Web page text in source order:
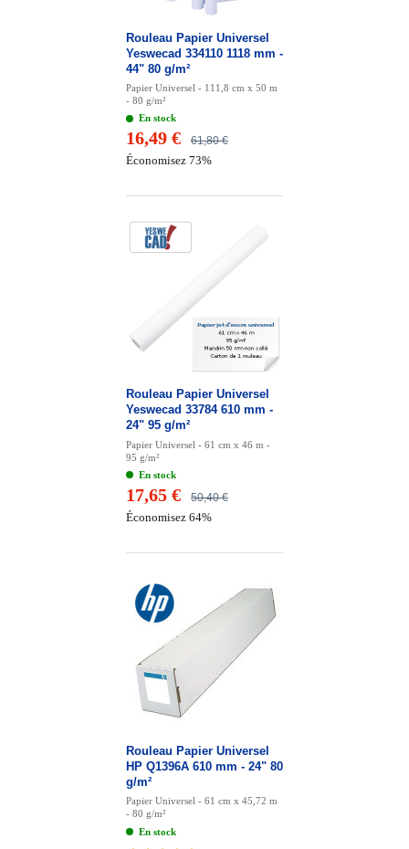
Rouleau Papier Universel
Yeswecad 334110 1118 mm -
44" 80 g/m²
Papier Universel - 111,8 cm x 50 m
- 80 g/m²
En stock
61,80 €
16,49 €
Économisez 73%
Rouleau Papier Universel
Yeswecad 33784 610 mm -
24" 95 g/m²
Papier Universel - 61 cm x 46 m -
95 g/m²
En stock
50,40 €
17,65 €
Économisez 64%
Rouleau Papier Universel
HP Q1396A 610 mm - 24" 80
g/m²
Papier Universel - 61 cm x 45,72 m
- 80 g/m²
En stock